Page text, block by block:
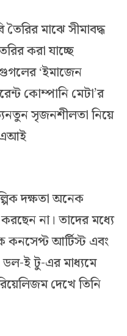
মাঝে সীমাবদ্ধ
করা যাচ্ছে
‘ইমাজেন
কোম্পানি মেটা’র
সৃজনশীলতা নিয়ে
এআই
দক্ষতা অনেক
না। তাদের মধ্যে
কনসেপ্ট আর্টিস্ট এবং
ডল-ই টু-এর মাধ্যমে
দেখে তিনি